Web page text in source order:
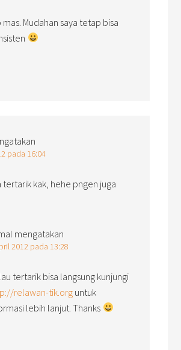
mas. Mudahan saya tetap bisa
pada 16:04
tertarik kak, hehe pngen juga
mengatakan
2012 pada 13:28
tertarik bisa langsung kunjungi
relawan-tik.org untuk
lebih lanjut. Thanks